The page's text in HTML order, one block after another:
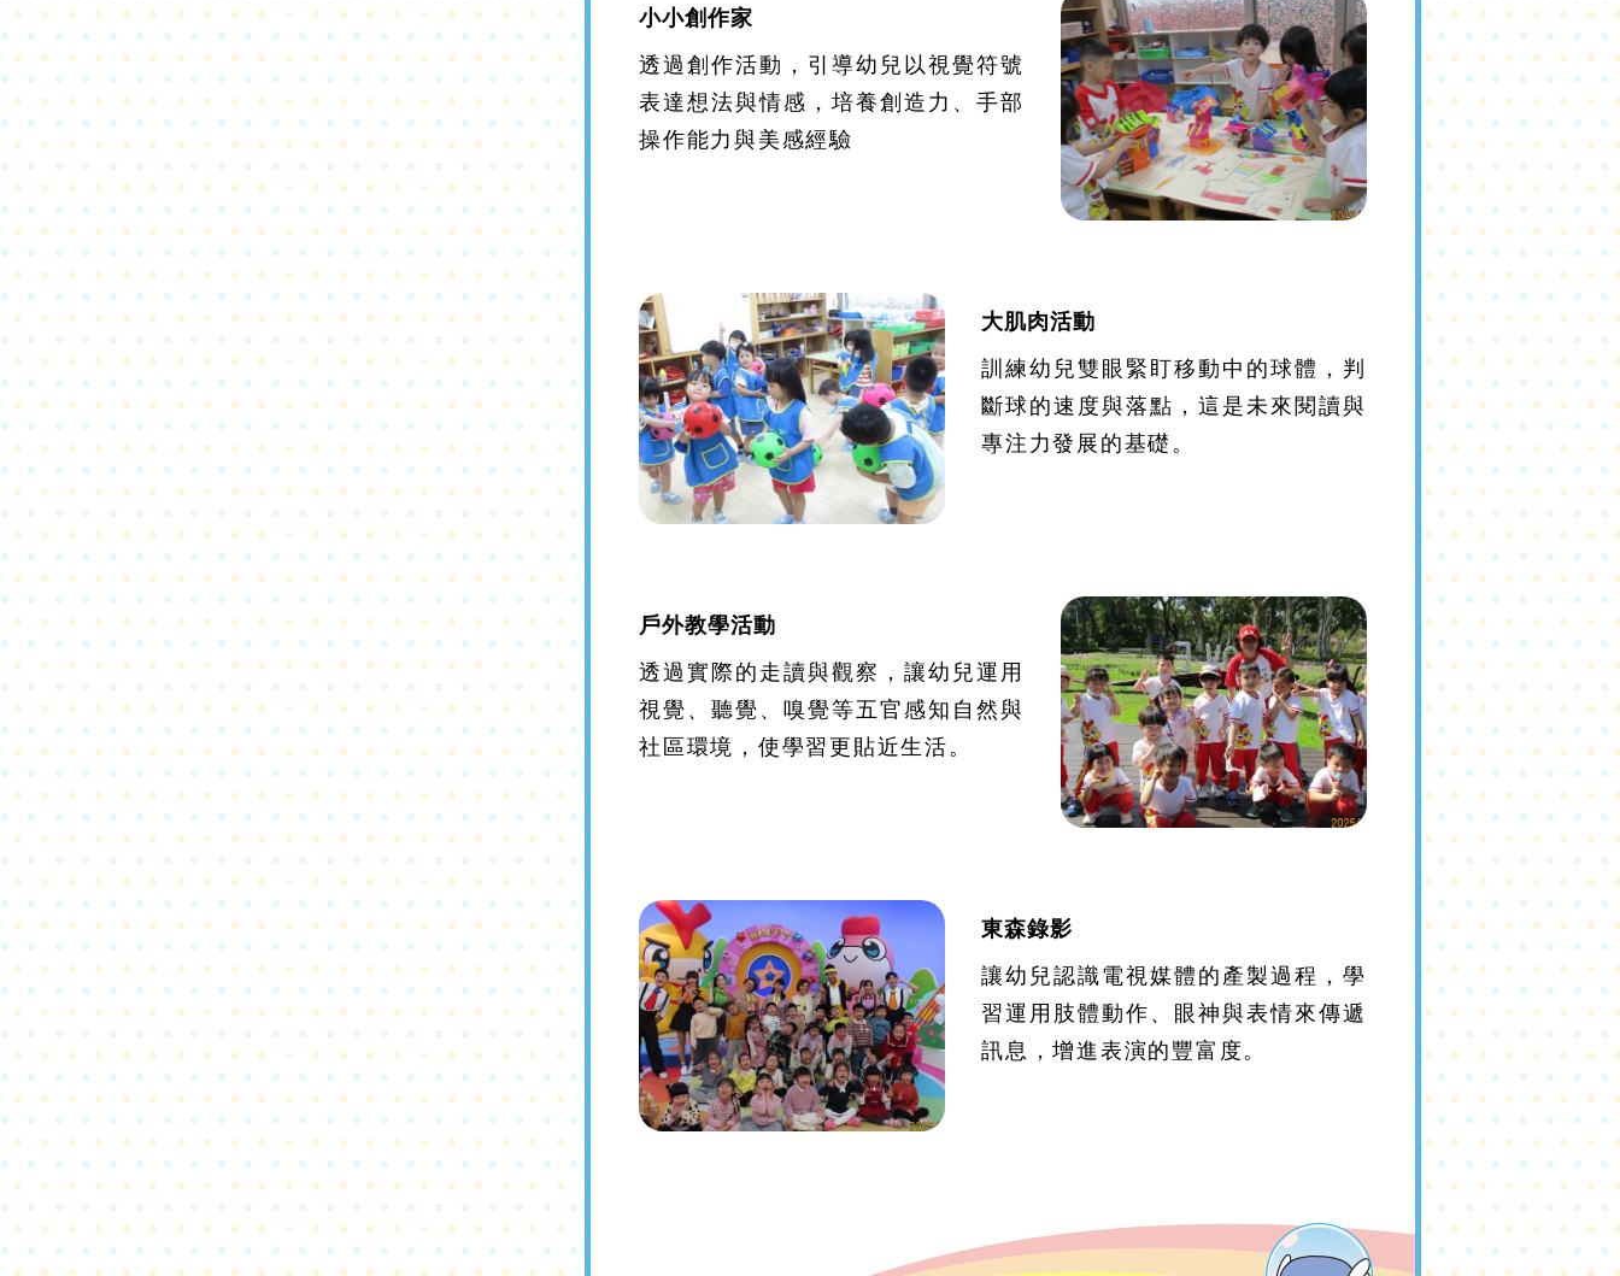
小小創作家
透過創作活動，引導幼兒以視覺符號
表達想法與情感，培養創造力、手部
操作能力與美感經驗
大肌肉活動
訓練幼兒雙眼緊盯移動中的球體，判
斷球的速度與落點，這是未來閱讀與
專注力發展的基礎。
戶外教學活動
透過實際的走讀與觀察，讓幼兒運用
視覺、聽覺、嗅覺等五官感知自然與
社區環境，使學習更貼近生活。
東森錄影
讓幼兒認識電視媒體的產製過程，學
習運用肢體動作、眼神與表情來傳遞
訊息，增進表演的豐富度。